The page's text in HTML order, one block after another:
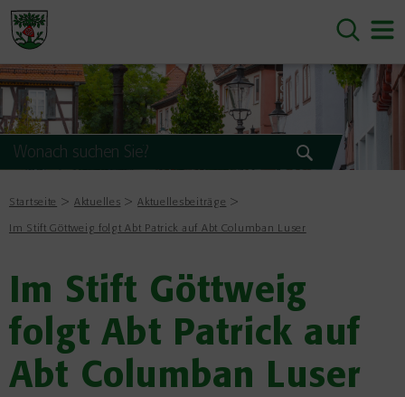
Startseite Aktuelles Aktuellesbeiträge
Im Stift Göttweig folgt Abt Patrick auf Abt Columban Luser
Im Stift Göttweig
folgt Abt Patrick auf
Abt Columban Luser